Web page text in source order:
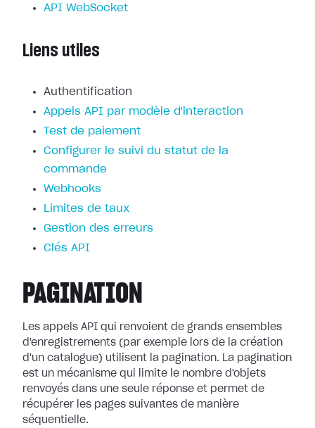
API WebSocket
Liens utiles
Authentification
Appels API par modèle d'interaction
Test de paiement
Configurer le suivi du statut de la
commande
Webhooks
Limites de taux
Gestion des erreurs
Clés API
PAGINATION
Les appels API qui renvoient de grands ensembles
d'enregistrements (par exemple lors de la création
d'un catalogue) utilisent la pagination. La pagination
est un mécanisme qui limite le nombre d'objets
renvoyés dans une seule réponse et permet de
récupérer les pages suivantes de manière
séquentielle.